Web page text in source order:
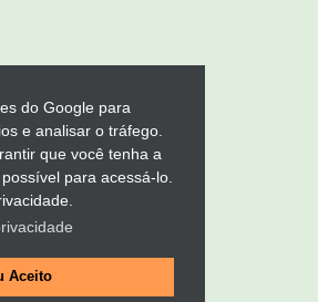
do Google para
e analisar o tráfego.
que você tenha a
para acessá-lo.
Aceito